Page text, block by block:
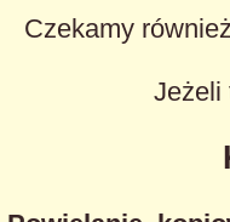
Czekamy
Jeżeli